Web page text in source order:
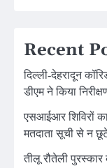
Recent
दिल्ली-देहरादून
डीएम ने किया
एसआईआर शिविरों
मतदाता सूची से न
तीलू रौतेली